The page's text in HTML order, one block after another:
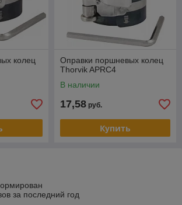
колец
Оправки поршневых колец
Thorvik APRC4
В наличии
17,58 руб.
Купить
за последний год